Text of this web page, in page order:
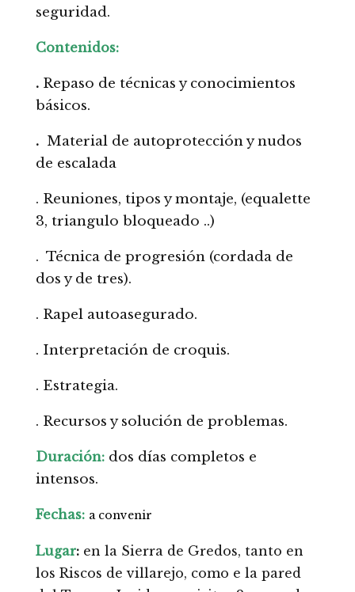
seguridad.
Contenidos:
. Repaso de técnicas y conocimientos
básicos.
. Material de autoprotección y nudos
de escalada
. Reuniones, tipos y montaje, (equalette
3, triangulo bloqueado ..)
. Técnica de progresión (cordada de
dos y de tres).
. Rapel autoasegurado.
. Interpretación de croquis.
. Estrategia.
. Recursos y solución de problemas.
Duración:dos días completos e
intensos.
Fechas: a convenir
Lugar: en la Sierra de Gredos, tanto en
los Riscos de villarejo, como e la pared